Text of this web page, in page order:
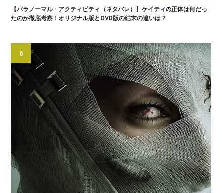
【パラノーマル・アクティビティ（ネタバレ）】ケイティの正体は何だっ
たのか徹底考察！オリジナル版とDVD版の結末の違いは？
6